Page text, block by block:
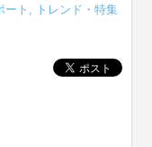
ート , トレンド・特集